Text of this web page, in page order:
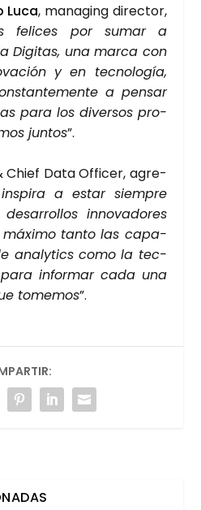
Luca, mana­ging direc­tor,
feli­ces por sumar a
Digi­tas, una mar­ca con
y en tec­no­lo­gía,
a pen­sar
para los diver­sos pro­
jun­tos”.
Chief Data Offi­cer, agre­
a estar siem­pre
inno­va­do­res
máxi­mo tan­to las capa­
analy­tics como la tec­
infor­mar cada una
tome­mos”.